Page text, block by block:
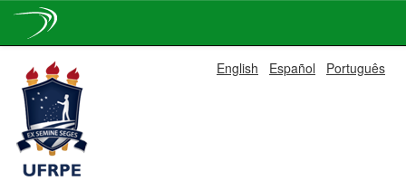
navigation
English Español Português